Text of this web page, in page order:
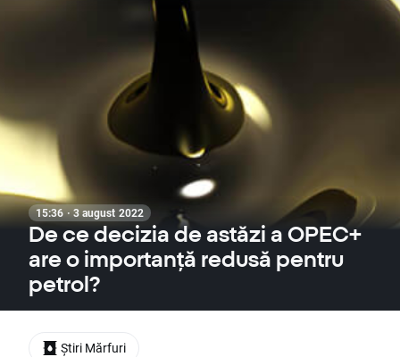
15:36 · 3 august 2022
De ce decizia de astăzi a OPEC+
are o importanță redusă pentru
petrol?
Știri Mărfuri